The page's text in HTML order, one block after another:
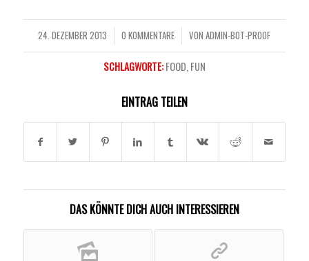
24. DEZEMBER 2013
/ 0 KOMMENTARE
/ VONADMIN-BOT-PROOF
SCHLAGWORTE:FOOD,FUN
EINTRAG TEILEN
DAS KÖNNTE DICH AUCH INTERESSIEREN